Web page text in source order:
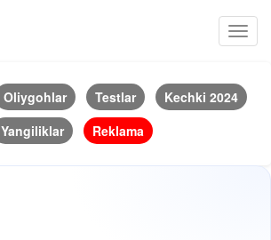
Oliygohlar Testlar
Kechki 2024
Yangiliklar
Reklama